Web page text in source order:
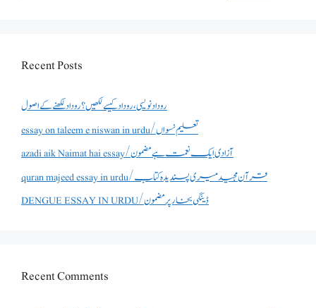
Recent Posts
روداد نویسی ،روداد کیسے لکھیں؟ روداد لکھنے کے اصول
essay on taleem e niswan in urdu/تعلیم نسواں
azadi aik Naimat hai essay/آزادی ایک نعمت ہے مضمون
quran majeed essay in urdu/قرآن مجید میری پسندیدہ کتاب
DENGUE ESSAY IN URDU/ڈینگی بخار پر مضمون
Recent Comments